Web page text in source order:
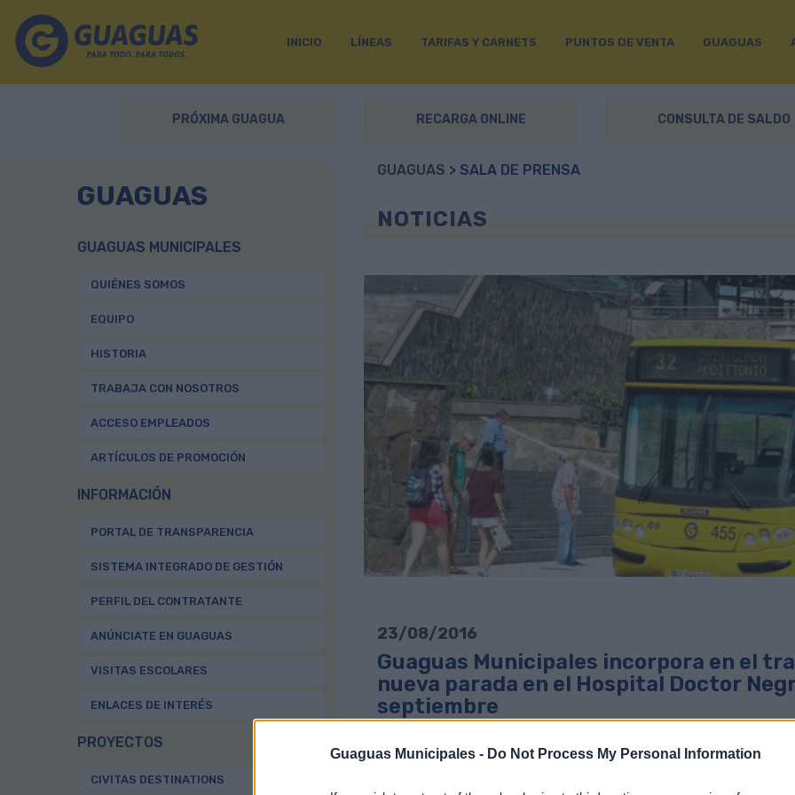
Guaguas Municipales - Do Not Process My Personal Information
INICIO LÍNEAS TARIFAS Y CARNETS PUNTOS DE VENTA GUAGUAS
PRÓXIMA GUAGUA RECARGA ONLINE CONSULTA DE SALDO
GUAGUAS
GUAGUAS MUNICIPALES
QUIÉNES SOMOS
EQUIPO
HISTORIA
TRABAJA CON NOSOTROS
ACCESO EMPLEADOS
ARTÍCULOS DE PROMOCIÓN
INFORMACIÓN
PORTAL DE TRANSPARENCIA
SISTEMA INTEGRADO DE GESTIÓN
PERFIL DEL CONTRATANTE
ANÚNCIATE EN GUAGUAS
VISITAS ESCOLARES
ENLACES DE INTERÉS
PROYECTOS
CIVITAS DESTINATIONS
GUAGUAS > SALA DE PRENSA
NOTICIAS
23/08/2016
Guaguas Municipales incorpora en el
nueva parada en el Hospital Doctor
septiembre
La Línea 32 (Guiniguada - Auditorio, por San Antonio) de Guaguas